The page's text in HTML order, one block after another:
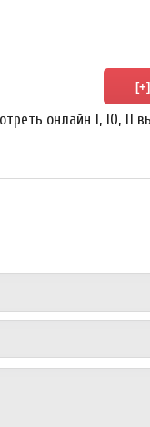
онлайн 1, 10, 11